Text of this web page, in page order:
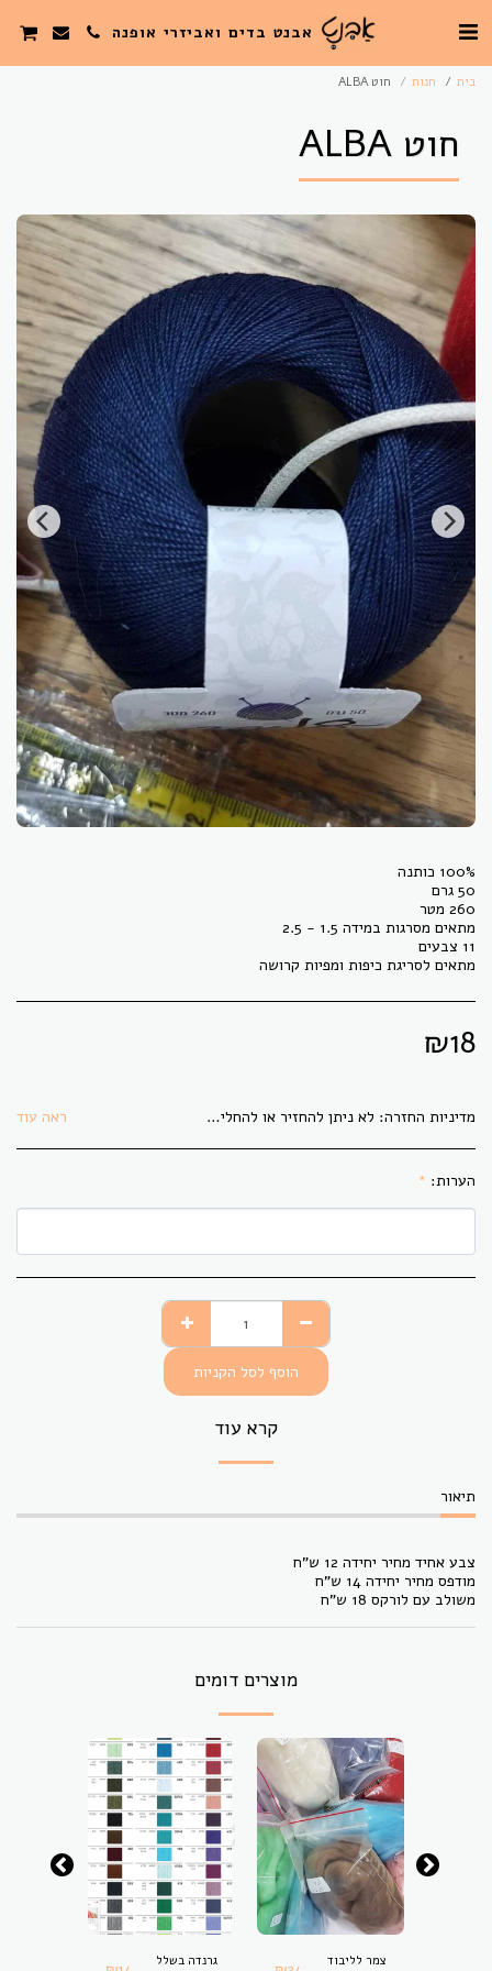
אבנט בדים ואביזרי אופנה
בית חנות חוט ALBA
חוט ALBA
מתאים לסריגת כיפות ומפיות קרושה
₪18
מדיניות החזרה: לא ניתן להחזיר או להחליף בדים אשר גוזרו לפי הזמנת הלקוח. בתקופת משבר הקורונה לא ניתן להחזיר או להחליף פריט כלשהו. ראה עוד
הערות: *
הוסף לסל הקניות
קרא עוד
תיאור
צבע אחיד מחיר יחידה 12 ש"ח
מודפס מחיר יחידה 14 ש"ח
משולב עם לורקס 18 ש"ח
מוצרים דומים
צמר לליבוד
גרנדה בשלל